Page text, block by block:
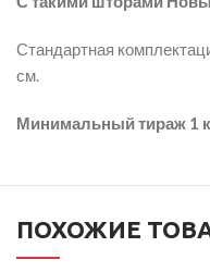
Стандартная
см.
Минимальный тираж 1
ПОХОЖИЕ